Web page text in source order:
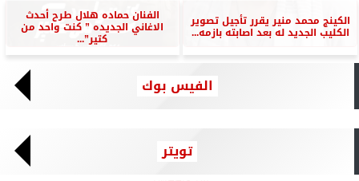
الكينج محمد منير يقرر تأجيل تصوير
الكليب الجديد له بعد اصابته بازمه...
الفنان حماده هلال طرح أحدث
الاغاني الجديده ” كنت واحد من
كتير”...
الفيس بوك
تويتر